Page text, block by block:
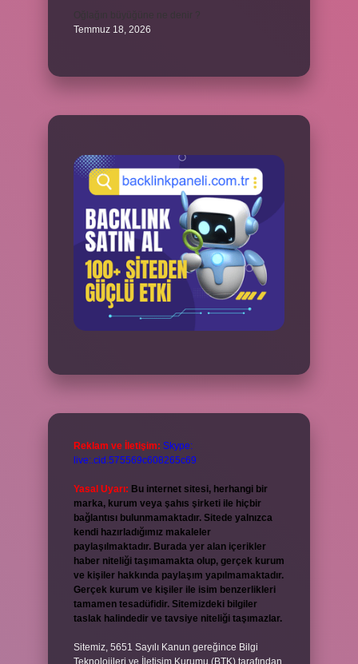
Temmuz 18, 2026
Reklam ve İletişim: Skype:
live:.cid.575569c608265c69
Yasal Uyarı: Bu internet sitesi, herhangi bir
marka, kurum veya şahıs şirketi ile hiçbir
bağlantısı bulunmamaktadır. Sitede yalnızca
kendi hazırladığımız makaleler
paylaşılmaktadır. Burada yer alan içerikler
haber niteliği taşımamakta olup, gerçek kurum
ve kişiler hakkında paylaşım yapılmamaktadır.
Gerçek kurum ve kişiler ile isim benzerlikleri
tamamen tesadüfidir. Sitemizdeki bilgiler
taslak halindedir ve tavsiye niteliği taşımazlar.
Sitemiz, 5651 Sayılı Kanun gereğince Bilgi
Teknolojileri ve İletişim Kurumu (BTK) tarafından